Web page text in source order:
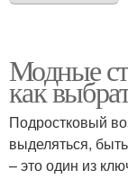
Модные
как
Подростковый
выделяться,
– это один из